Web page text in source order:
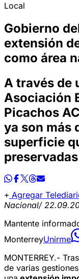
Local
Gobierno
extensión
como área
A través de
Asociación
Picachos
ya son más
superficie
Agregar
Nacional/
Mantente
MonterreyUnirme
MONTERREY.-
de varias